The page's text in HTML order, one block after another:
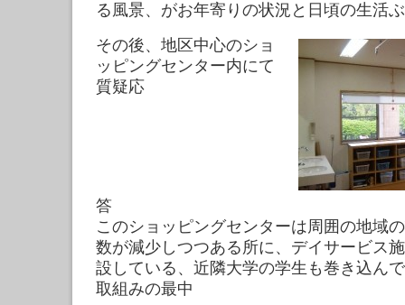
る風景、がお年寄りの状況と日頃の生活
その後、地区中心のショ
ッピングセンター内にて
質疑応
このショッピングセンターは周囲の地域
数が減少しつつある所に、デイサービス
設している、近隣大学の学生も巻き込ん
取組みの最中